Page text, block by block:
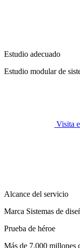
Estudio adecuado
Estudio modular de
Visita
Alcance del servicio
Marca Sistemas de
Prueba de héroe
Más de 7.000 millones